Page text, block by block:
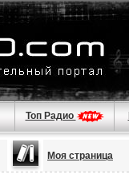
Топ Радио
Моя страница